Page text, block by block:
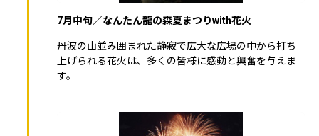
7月中旬／なんたん龍の森夏まつりwith花火
丹波の山並み囲まれた静寂で広大な広場の中から打ち
上げられる花火は、多くの皆様に感動と興奮を与えま
す。